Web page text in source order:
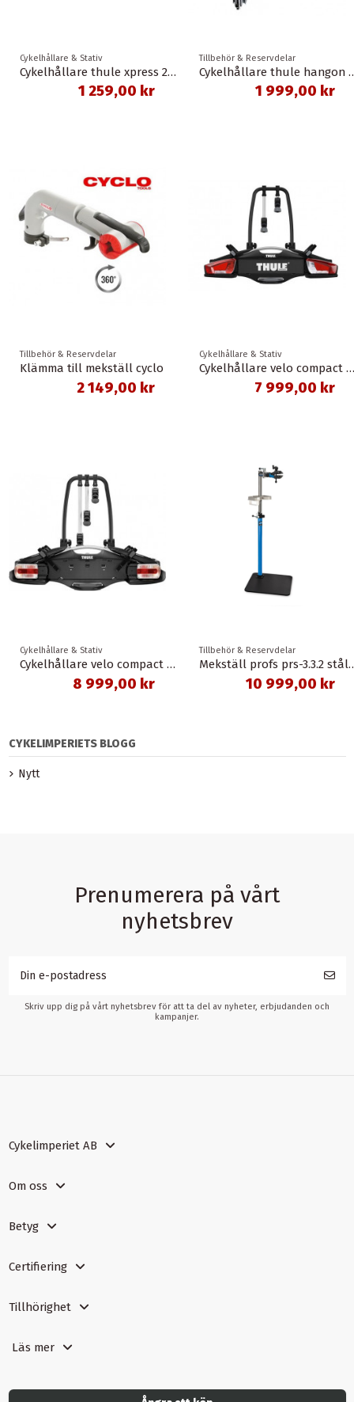
Cykelhållare & Stativ
Cykelhållare thule xpress 2 för 2 cyklar
1 259,00 kr
Tillbehör & Reservdelar
Cykelhållare thule
1 999,00 kr
Tillbehör & Reservdelar
Klämma till mekställ cyclo
2 149,00 kr
Cykelhållare & Stativ
Cykelhållare velo compact 2 för 2 cyklar 13-pin thule
7 999,00 kr
Cykelhållare & Stativ
Cykelhållare velo compact 3 för 3 cyklar 13-pin Thule
8 999,00 kr
Tillbehör & Reservdelar
Mekställ profs
10 999,00 kr
CYKELIMPERIETS BLOGG
Nytt
Prenumerera på vårt
nyhetsbrev
Skriv upp dig på vårt nyhetsbrev för att ta del av nyheter, erbjudanden och
kampanjer.
Cykelimperiet AB
Om oss
Betyg
Certifiering
Tillhörighet
Läs mer